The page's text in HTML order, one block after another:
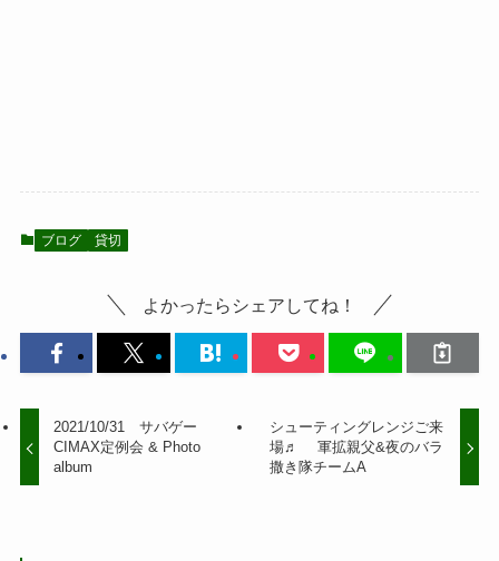
ブログ 貸切
よかったらシェアしてね！
2021/10/31 サバゲー
CIMAX定例会 & Photo
album
シューティングレンジご来
場♬ 軍拡親父&夜のバラ
撒き隊チームA